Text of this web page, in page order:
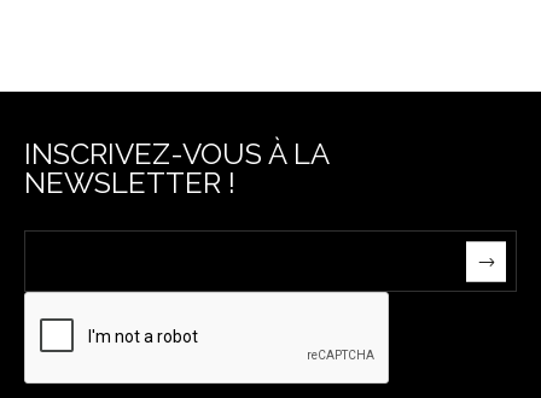
INSCRIVEZ-VOUS À LA
NEWSLETTER !